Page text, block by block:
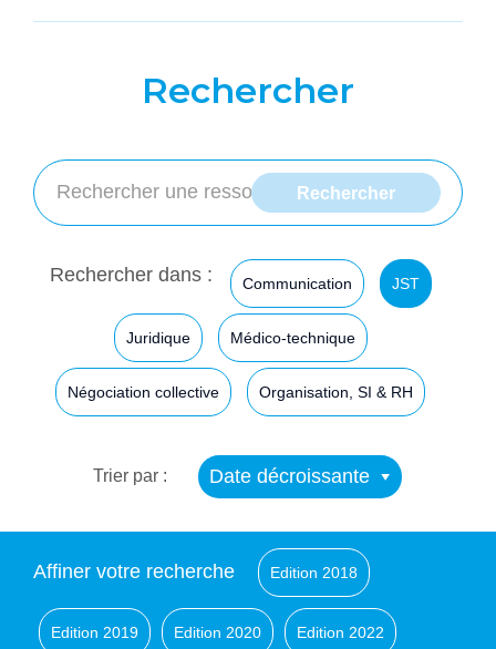
Rechercher
Rechercher dans : Communication JST
Juridique Médico-technique
Négociation collective Organisation, SI & RH
Trier par : Date décroissante
Affiner votre recherche Edition 2018
Edition 2019 Edition 2020 Edition 2022